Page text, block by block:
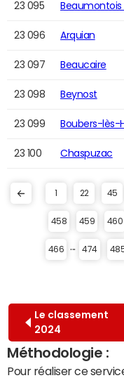
23 095 Beaumontois
23 096 Arquian
23 097 Beaucaire
23 098 Beynost
23 099 Boubers-lès-
23 100 Chaspuzac
1 22 45
458 459 460
466 474
Le classement
2024
Méthodologie :
Pour réaliser ce